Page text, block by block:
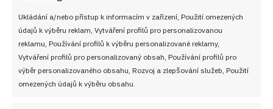
Ukládání a/nebo přístup k informacím v zařízení, Použití omezených
údajů k výběru reklam, Vytváření profilů pro personalizovanou
reklamu, Používání profilů k výběru personalizované reklamy,
Vytváření profilů pro personalizovaný obsah, Používání profilů pro
výběr personalizovaného obsahu, Rozvoj a zlepšování služeb, Použití
omezených údajů k výběru obsahu.